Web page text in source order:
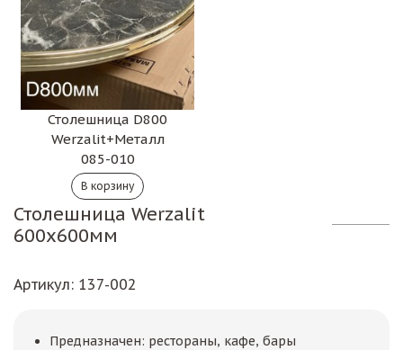
Столешница D800
Werzalit+Металл
085-010
Столешница Werzalit
600х600мм
Артикул: 137-002
Предназначен: рестораны, кафе, бары